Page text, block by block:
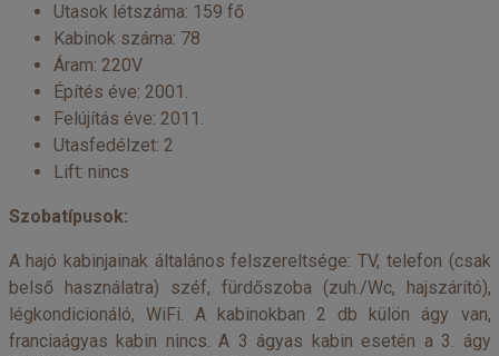
Utasok létszáma: 159 fő
Kabinok száma: 78
Áram: 220V
Építés éve: 2001.
Felújítás éve: 2011.
Utasfedélzet: 2
Lift: nincs
Szobatípusok:
A hajó kabinjainak általános felszereltsége: TV, telefon (csak
belső használatra) széf, fürdőszoba (zuh./Wc, hajszárító),
légkondicionáló, WiFi. A kabinokban 2 db külön ágy van,
franciaágyas kabin nincs. A 3 ágyas kabin esetén a 3. ágy